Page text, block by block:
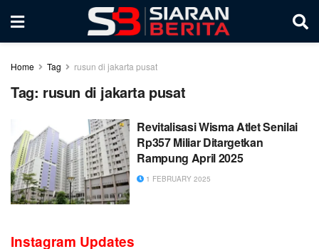
Home Tag rusun di jakarta pusat
Tag: rusun di jakarta pusat
Revitalisasi Wisma Atlet Senilai
Rp357 Miliar Ditargetkan
Rampung April 2025
1 FEBRUARY 2025
Instagram Updates